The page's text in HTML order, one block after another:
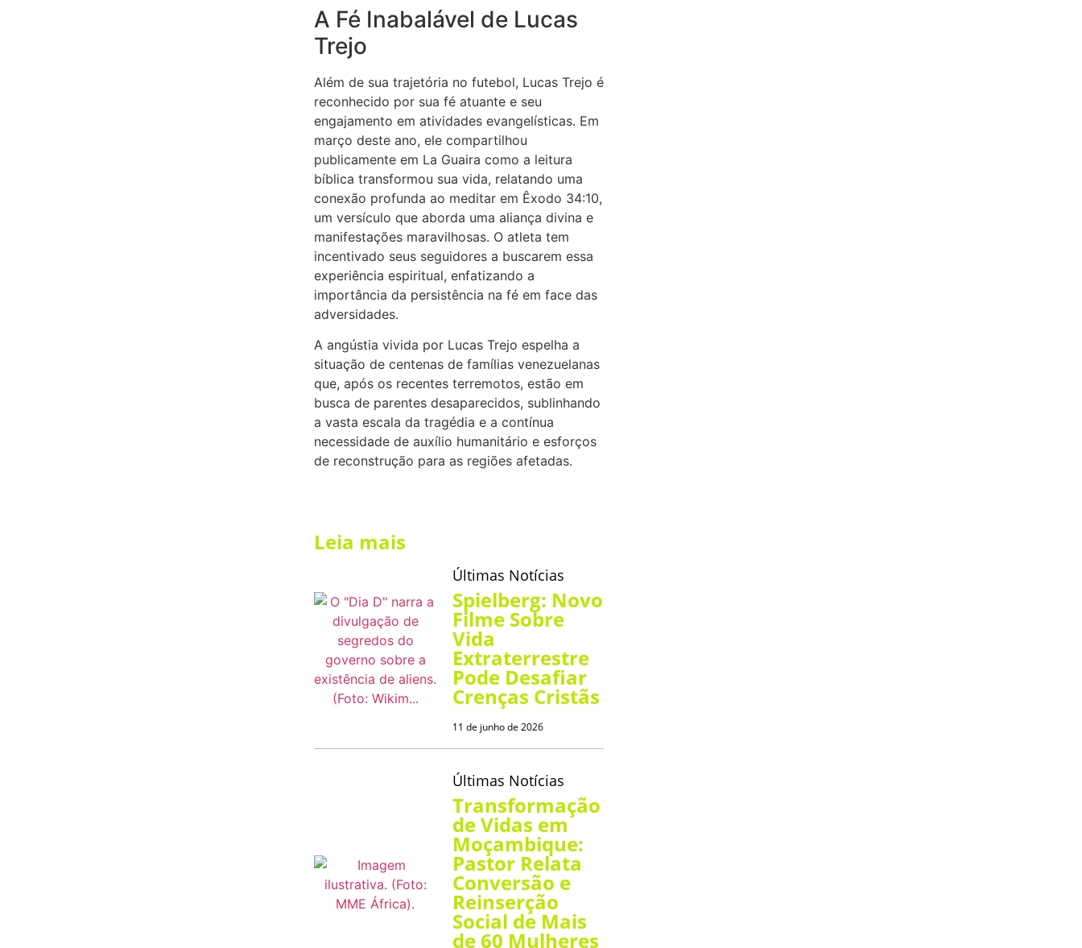
A Fé Inabalável de Lucas
Trejo
Além de sua trajetória no futebol, Lucas Trejo é
reconhecido por sua fé atuante e seu
engajamento em atividades evangelísticas. Em
março deste ano, ele compartilhou
publicamente em La Guaira como a leitura
bíblica transformou sua vida, relatando uma
conexão profunda ao meditar em Êxodo 34:10,
um versículo que aborda uma aliança divina e
manifestações maravilhosas. O atleta tem
incentivado seus seguidores a buscarem essa
experiência espiritual, enfatizando a
importância da persistência na fé em face das
adversidades.
A angústia vivida por Lucas Trejo espelha a
situação de centenas de famílias venezuelanas
que, após os recentes terremotos, estão em
busca de parentes desaparecidos, sublinhando
a vasta escala da tragédia e a contínua
necessidade de auxílio humanitário e esforços
de reconstrução para as regiões afetadas.
Leia mais
Últimas Notícias
Spielberg: Novo
Filme Sobre
Vida
Extraterrestre
Pode Desafiar
Crenças Cristãs
11 de junho de 2026
Últimas Notícias
Transformação
de Vidas em
Moçambique:
Pastor Relata
Conversão e
Reinserção
Social de Mais
de 60 Mulheres